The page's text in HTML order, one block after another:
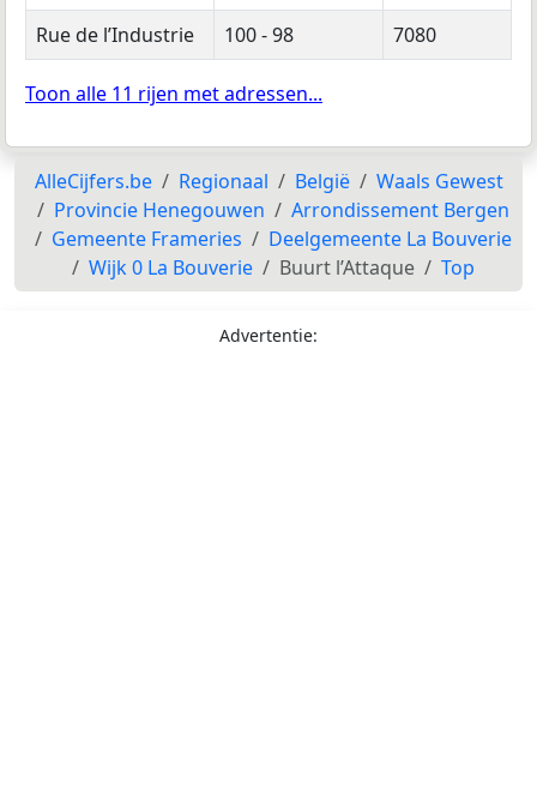
Rue de l’Industrie
100 - 98 7080
Toon alle 11 rijen met adressen...
AlleCijfers.be Regionaal België
Waals Gewest
Provincie Henegouwen
Arrondissement Bergen
Gemeente Frameries
Deelgemeente La Bouverie
Wijk 0 La Bouverie
Buurt l’Attaque Top
Advertentie: